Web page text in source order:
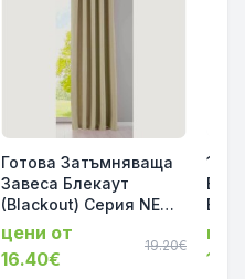
Готова Затъмняваща
Завеса Блекаут
(Blackout) Серия NEW
YORK – Термо и
Шумоизолираща, Цвят
Светъл Беж (Различни
цени от
16.40€
19.20€
18
за